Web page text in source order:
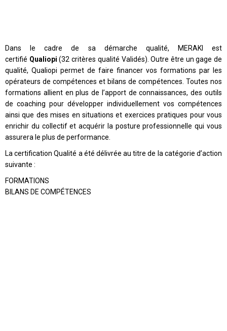
Dans le cadre de sa démarche qualité, MERAKI est
certifié Qualiopi (32 critères qualité Validés). Outre être un gage de
qualité, Qualiopi permet de faire financer vos formations par les
opérateurs de compétences et bilans de compétences. Toutes nos
formations allient en plus de l’apport de connaissances, des outils
de coaching pour développer individuellement vos compétences
ainsi que des mises en situations et exercices pratiques pour vous
enrichir du collectif et acquérir la posture professionnelle qui vous
assurera le plus de performance.
La certification Qualité a été délivrée au titre de la catégorie d’action
suivante :
FORMATIONS
BILANS DE COMPÉTENCES